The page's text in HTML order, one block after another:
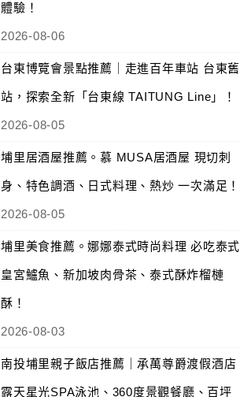
體驗！
2026-08-06
台東博覽會景點推薦｜走進百年車站 台東舊
站，探索全新「台東線 TAITUNG Line」！
2026-08-05
埔里居酒屋推薦。慕 MUSA居酒屋 現切刺
身、特色調酒、日式料理、熱炒 一次滿足！
2026-08-05
埔里美食推薦。娜娜泰式時尚料理 必吃泰式
皇宮鱸魚、新加坡肉骨茶、泰式酥炸榴槤
酥！
2026-08-03
南投埔里親子飯店推薦｜承萬尊爵渡假酒店
露天星光SPA泳池、360度景觀餐廳、百坪